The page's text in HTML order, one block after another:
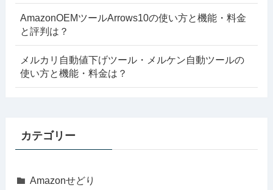
AmazonOEMツールArrows10の使い方と機能・料金
と評判は？
メルカリ自動値下げツール・メルケン自動ツールの
使い方と機能・料金は？
カテゴリー
Amazonせどり